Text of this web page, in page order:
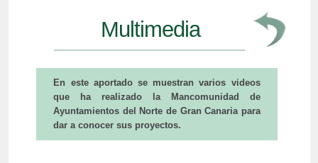
Multimedia
En este aportado se muestran varios videos
que ha realizado la Mancomunidad de
Ayuntamientos del Norte de Gran Canaria para
dar a conocer sus proyectos.